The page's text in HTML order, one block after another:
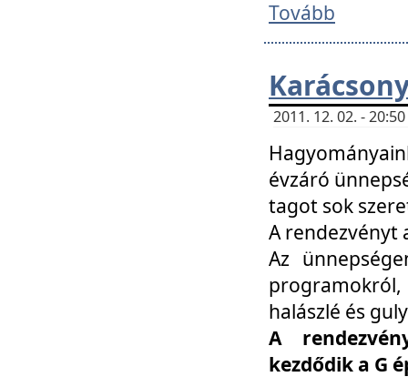
Tovább
2011. 12. 02. -
évzáró
tagot sok
A rendezvényt
Az
halászlé és
A
kezdődik a G